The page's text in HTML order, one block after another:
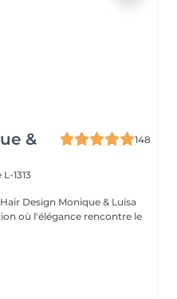
&
148
1313
Design Monique & Luisa
où l'élégance rencontre le